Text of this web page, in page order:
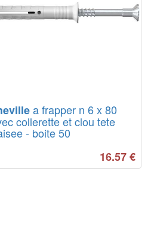
a frapper n 6 x 80
collerette et clou tete
- boite 50
16.57 €